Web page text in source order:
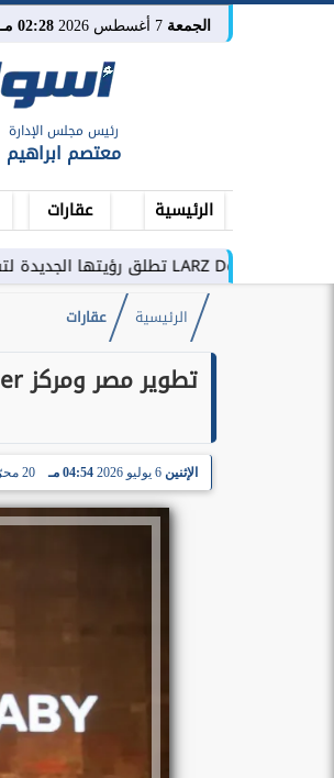
الجمعة 02:28 مـ
رئيس مجلس الإدارة
معتصم ابراهيم
الرئيسية عقارات
الرئيسية عقارات
الإثنين 6 يوليو 2026 04:54 مـ 20 محرّم 1448